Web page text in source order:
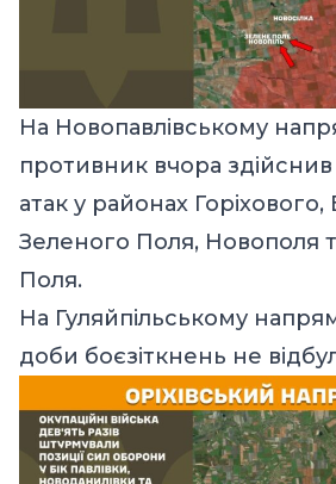
На Новопавлівському
противник вчора
атак у районах Горіхового,
Зеленого Поля, Новополя
Поля.
На Гуляйпільському
доби боєзіткнень не